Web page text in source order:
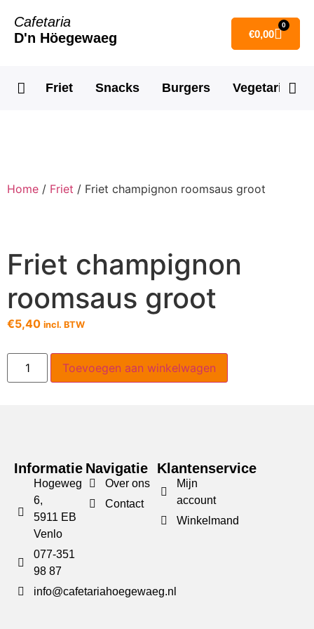
Cafetaria
D'n Höegewaeg
€0,00
0
Friet Snacks Burgers Vegetarisch
Home / Friet / Friet champignon roomsaus groot
Friet champignon
roomsaus groot
€5,40 incl. BTW
Toevoegen aan winkelwagen
Informatie
Hogeweg
6,
5911 EB
Venlo
077-351
98 87
info@cafetariahoegewaeg.nl
Navigatie
Over ons
Contact
Klantenservice
Mijn
account
Winkelmand